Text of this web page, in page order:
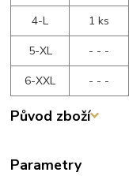
4-L
1 ks
5-XL
- - -
6-XXL
- - -
Původ zboží
Parametry